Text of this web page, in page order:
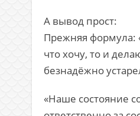
А вывод прост:
Прежняя формула:
что хочу, то и
безнадёжно
«Наше состояние